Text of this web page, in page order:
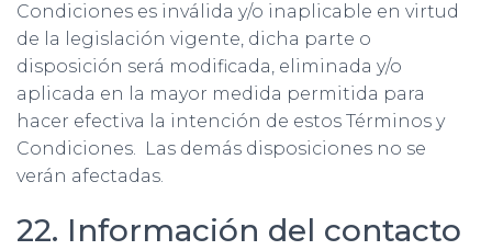
Condiciones es inválida y/o inaplicable en virtud
de la legislación vigente, dicha parte o
disposición será modificada, eliminada y/o
aplicada en la mayor medida permitida para
hacer efectiva la intención de estos Términos y
Condiciones. Las demás disposiciones no se
verán afectadas.
22. Información del contacto